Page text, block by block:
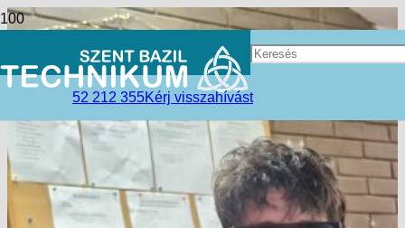
52 212 355Kérj visszahívást